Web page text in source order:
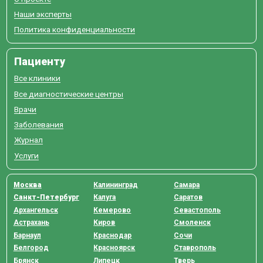
Наши эксперты
Политика конфиденциальности
Пациенту
Все клиники
Все диагностические центры
Врачи
Заболевания
Журнал
Услуги
Москва
Санкт-Петербург
Архангельск
Астрахань
Барнаул
Белгород
Брянск
Калининград
Калуга
Кемерово
Киров
Краснодар
Красноярск
Липецк
Самара
Саратов
Севастополь
Смоленск
Сочи
Ставрополь
Тверь